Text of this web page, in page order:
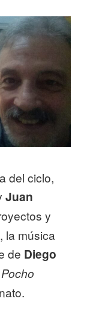
del ciclo,
Juan
y
la música
de Diego
Pocho